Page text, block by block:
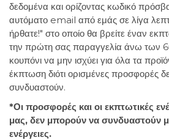
δεδομένα και ορίζοντας κωδικό
αυτόματο email από εμάς σε λίγα
ήρθατε!" στο οποίο θα βρείτε έναν
την πρώτη σας παραγγελία άνω των
κουπόνι να μην ισχύει για όλα τα
έκπτωση διότι ορισμένες προσφορές
συνδυαστούν.
*Οι προσφορές και οι εκπτωτικές
μας, δεν μπορούν να συνδυαστούν
ενέργειες.